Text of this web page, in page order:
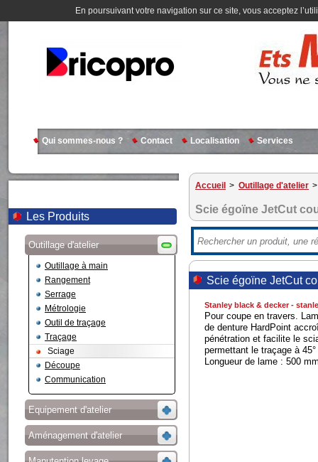
En poursuivant votre navigation sur ce site, vous acceptez
Qui sommes-nous ? Contact Localisation Services
Les Produits
Outillage d'atelier
Outillage à main
Rangement
Serrage
Métrologie
Outil de traçage
Traçage
Sciage
Découpe
Communication
Equipement d'atelier
Aménagement d'atelier
Accueil > Outillage d'atelier >
Scie égoïne JetCut
Scie égoïne JetCut
Stanley black & decker -
Pour coupe en travers.
de denture HardPoint
pénétration et facilite le
permettant le traçage à
Longueur de lame : 500